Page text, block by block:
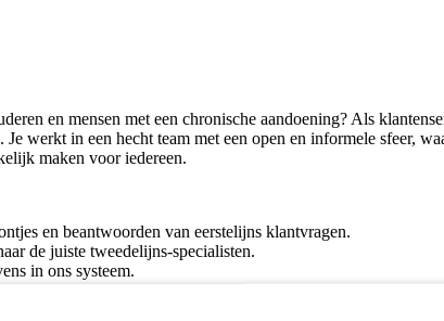
en mensen met een chronische aandoening? Als
werkt in een hecht team met een open en informele sfeer,
maken voor iedereen.
en beantwoorden van eerstelijns klantvragen.
de juiste tweedelijns-specialisten.
in ons systeem.
en diensten.
binnen de afdeling.